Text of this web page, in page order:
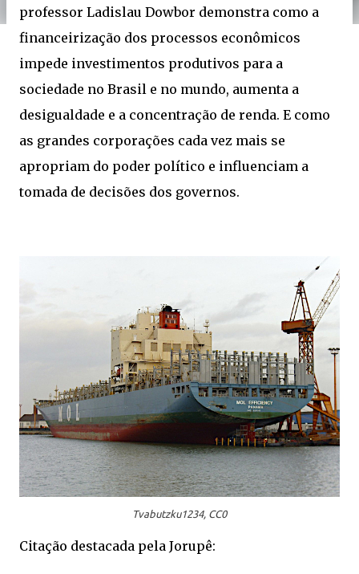
professor Ladislau Dowbor demonstra como a
financeirização dos processos econômicos
impede investimentos produtivos para a
sociedade no Brasil e no mundo, aumenta a
desigualdade e a concentração de renda. E como
as grandes corporações cada vez mais se
apropriam do poder político e influenciam a
tomada de decisões dos governos.
Tvabutzku1234, CC0
Citação destacada pela Jorupê: